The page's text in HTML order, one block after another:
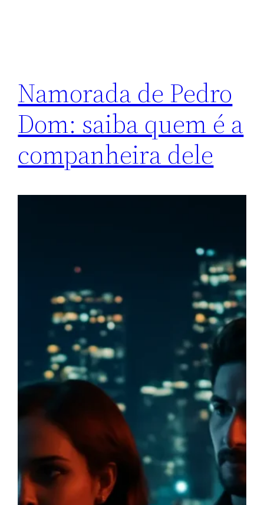
Namorada de Pedro
Dom: saiba quem é a
companheira dele